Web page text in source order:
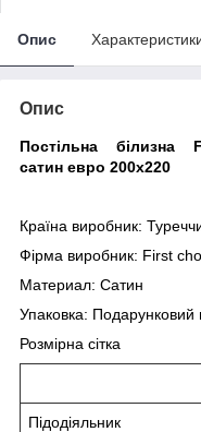
Опис
Опис
Постільна
сатин евро 200х220
Країна виробник:
Фірма виробник: First
Материал: Сатин
Упаковка: Подарунковий
Розмірна сітка
Підодіяльник